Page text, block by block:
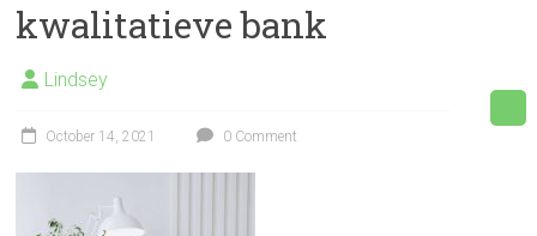
kwalitatieve bank
Lindsey
October 14, 2021 0 Comment